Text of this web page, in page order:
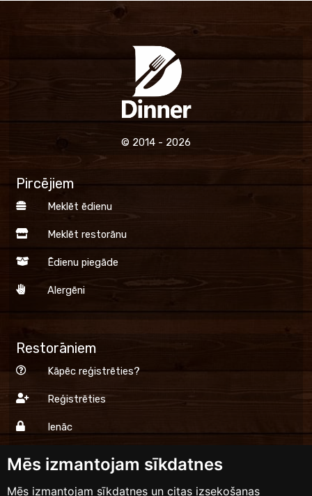
Mēs izmantojam sīkdatnes
Mēs izmantojam sīkdatnes un citas izsekošanas
© 2014 - 2026
Pircējiem
Meklēt ēdienu
Meklēt restorānu
Ēdienu piegāde
Alergēni
Restorāniem
Kāpēc reģistrēties?
Reģistrēties
Ienāc
Dinner.lv